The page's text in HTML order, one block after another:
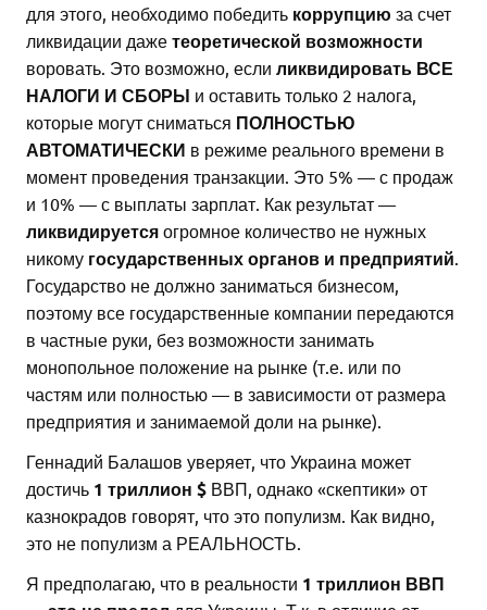
для этого, необходимо победить коррупцию за счет
ликвидации даже теоретической возможности
воровать. Это возможно, если ликвидировать ВСЕ
НАЛОГИ И СБОРЫ и оставить только 2 налога,
которые могут сниматься ПОЛНОСТЬЮ
АВТОМАТИЧЕСКИ в режиме реального времени в
момент проведения транзакции. Это 5% — с продаж
и 10% — с выплаты зарплат. Как результат —
ликвидируется огромное количество не нужных
никому государственных органов и предприятий
Государство не должно заниматься бизнесом,
поэтому все государственные компании передаются
в частные руки, без возможности занимать
монопольное положение на рынке (т.е. или по
частям или полностью — в зависимости от размера
предприятия и занимаемой доли на рынке).
Геннадий Балашов уверяет, что Украина может
достичь 1 триллион $ ВВП, однако «скептики» от
казнокрадов говорят, что это популизм. Как видно,
это не популизм а РЕАЛЬНОСТЬ.
Я предполагаю, что в реальности 1 триллион ВВП